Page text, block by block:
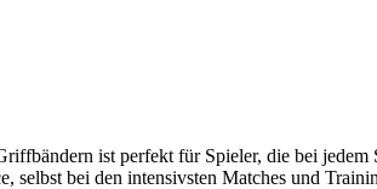
ist perfekt für Spieler, die bei jedem
selbst bei den intensivsten Matches und